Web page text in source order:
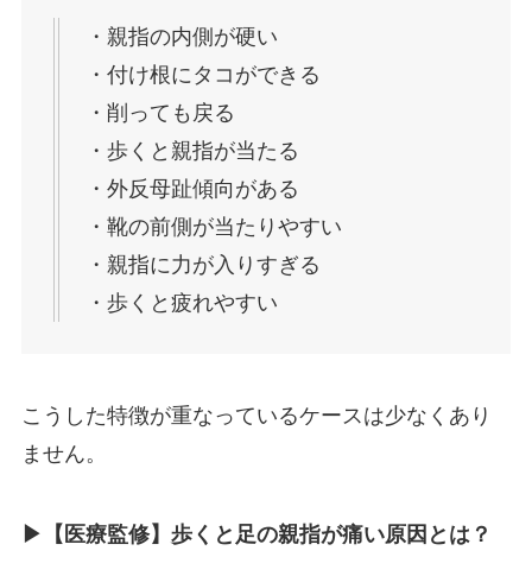
・親指の内側が硬い
・付け根にタコができる
・削っても戻る
・歩くと親指が当たる
・外反母趾傾向がある
・靴の前側が当たりやすい
・親指に力が入りすぎる
・歩くと疲れやすい
こうした特徴が重なっているケースは少なくあり
ません。
▶︎【医療監修】歩くと足の親指が痛い原因とは？